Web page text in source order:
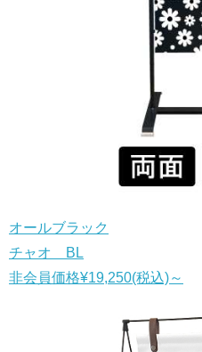
オールブラック
チャオ BL
非会員価格¥19,250(税込)～